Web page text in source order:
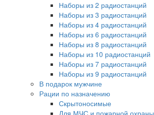
Наборы из 2 радиостанций
Наборы из 3 радиостанций
Наборы из 4 радиостанций
Наборы из 6 радиостанций
Наборы из 8 радиостанций
Наборы из 10 радиостанций
Наборы из 7 радиостанций
Наборы из 9 радиостанций
В подарок мужчине
Рации по назначению
Скрытоносимые
Для МЧС и пожарной охраны